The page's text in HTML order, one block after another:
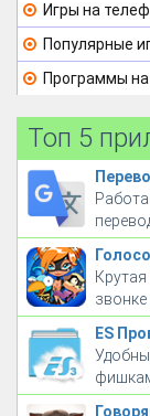
Игры на
Популярные
Программы
Топ 5
звонке
ES